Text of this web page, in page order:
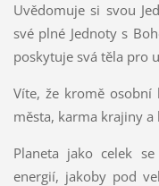
Uvědomuje si svou
své plné Jednoty s
poskytuje svá těla pro
Víte, že kromě
města, karma krajiny a
Planeta jako celek
energií, jakoby pod